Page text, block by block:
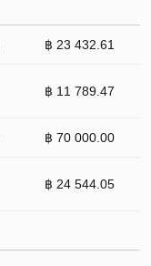
฿ 23 432.61
฿ 11 789.47
฿ 70 000.00
฿ 24 544.05